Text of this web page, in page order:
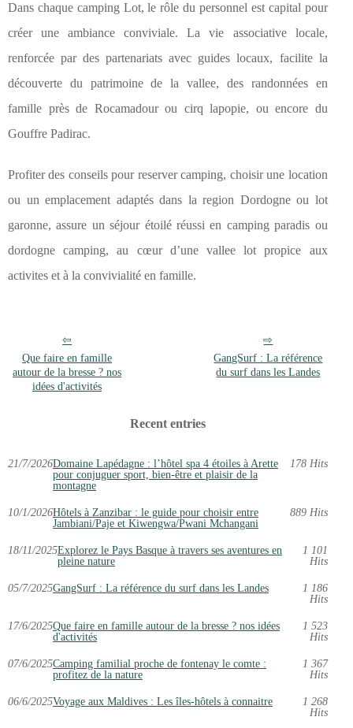
Dans chaque camping Lot, le rôle du personnel est capital pour
créer une ambiance conviviale. La vie associative locale,
renforcée par des partenariats avec guides locaux, facilite la
découverte du patrimoine de la vallee, des randonnées en
famille près de Rocamadour ou cirq lapopie, ou encore du
Gouffre Padirac.
Profiter des conseils pour reserver camping, choisir une location
ou un emplacement adaptés dans la region Dordogne ou lot
garonne, assure un séjour étoilé réussi en camping paradis ou
dordogne camping, au cœur d’une vallee lot propice aux
activites et à la convivialité en famille.
Que faire en famille
autour de la bresse ? nos
idées d'activités
GangSurf : La référence
du surf dans les Landes
Recent entries
21/7/2026Domaine Lapédagne : l’hôtel spa 4 étoiles à Arette
pour conjuguer sport, bien-être et plaisir de la
montagne
178 Hits
10/1/2026Hôtels à Zanzibar : le guide pour choisir entre
Jambiani/Paje et Kiwengwa/Pwani Mchangani
889 Hits
18/11/2025Explorez le Pays Basque à travers ses aventures en
pleine nature
1 101
Hits
05/7/2025GangSurf : La référence du surf dans les Landes
1 186
Hits
17/6/2025Que faire en famille autour de la bresse ? nos idées
d'activités
1 523
Hits
07/6/2025Camping familial proche de fontenay le comte :
profitez de la nature
1 367
Hits
06/6/2025Voyage aux Maldives : Les îles-hôtels à connaitre
1 268
Hits